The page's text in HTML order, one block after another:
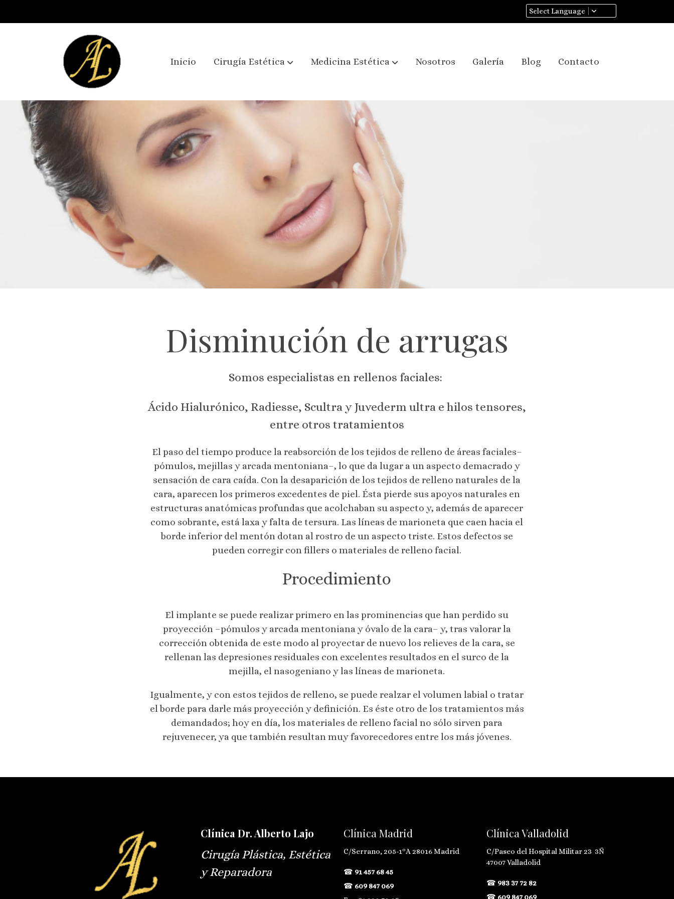
Select Language
Inicio Cirugía Estética Medicina Estética Nosotros Galería Blog Contacto
Disminución de arrugas
Somos especialistas en rellenos faciales:
Ácido Hialurónico, Radiesse, Scultra y Juvederm ultra e hilos tensores,
entre otros tratamientos
El paso del tiempo produce la reabsorción de los tejidos de relleno de áreas faciales–
pómulos, mejillas y arcada mentoniana–, lo que da lugar a un aspecto demacrado y
sensación de cara caída. Con la desaparición de los tejidos de relleno naturales de la
cara, aparecen los primeros excedentes de piel. Ésta pierde sus apoyos naturales en
estructuras anatómicas profundas que acolchaban su aspecto y, además de aparecer
como sobrante, está laxa y falta de tersura. Las líneas de marioneta que caen hacia el
borde inferior del mentón dotan al rostro de un aspecto triste. Estos defectos se
pueden corregir con fillers o materiales de relleno facial.
Procedimiento
El implante se puede realizar primero en las prominencias que han perdido su
proyección –pómulos y arcada mentoniana y óvalo de la cara– y, tras valorar la
corrección obtenida de este modo al proyectar de nuevo los relieves de la cara, se
rellenan las depresiones residuales con excelentes resultados en el surco de la
mejilla, el nasogeniano y las líneas de marioneta.
Igualmente, y con estos tejidos de relleno, se puede realzar el volumen labial o tratar
el borde para darle más proyección y definición. Es éste otro de los tratamientos más
demandados; hoy en día, los materiales de relleno facial no sólo sirven para
rejuvenecer, ya que también resultan muy favorecedores entre los más jóvenes.
Clínica Dr. Alberto Lajo
Cirugía Plástica, Estética
y Reparadora
Clínica Madrid
C/Serrano, 205-1ºA 28016 Madrid
☎ 91 457 68 45
☎ 609 847 069
Clínica Valladolid
C/Paseo del Hospital Militar 23 3Ñ
47007 Valladolid
☎ 983 37 72 82